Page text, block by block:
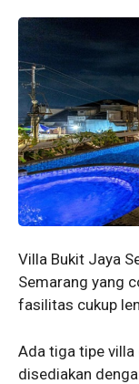
Villa Bukit Jaya
Semarang yang
fasilitas cukup
Ada tiga tipe villa
disediakan